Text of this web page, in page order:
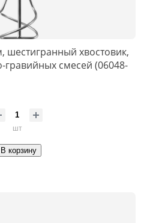
хвостовик,
гравийных смесей (06048-
шт
В корзину